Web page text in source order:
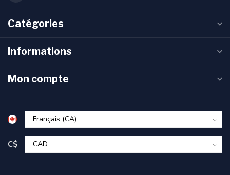
Catégories
Informations
Mon compte
C$